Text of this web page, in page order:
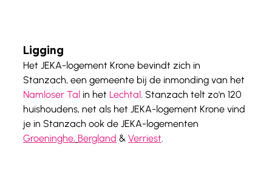
Ligging
Het JEKA-logement Krone bevindt zich in
Stanzach, een gemeente bij de inmonding van het
Namloser Tal in het Lechtal . Stanzach telt zo'n 120
huishoudens, net als het JEKA-logement Krone vind
je in Stanzach ook de JEKA-logementen
Groeninghe, Bergland & Verriest.